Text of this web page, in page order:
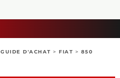
GUIDE D'ACHAT > FIAT > 850